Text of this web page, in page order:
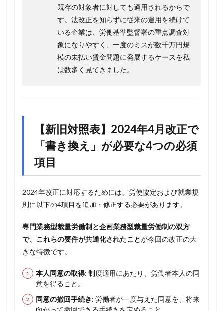
既存の対象者に対しても適用されるからで
す。法改正を知らずに従来の運用を続けて
いる企業は、労働基準監督署の重点調査対
象になりやすく、一度のミスが数千万円規
模の未払い賃金問題に発展するケースを私
は数多く見てきました。
【新旧対照表】2024年4月改正で
「書き換え」が必要な4つの必須
項目
2024年改正に対応するためには、労使協定および就業規
則に以下の4項目を追加・修正する必要があります。
専門業務型裁量労働制と企画業務型裁量労働制の双方
で、これらの要件が共通化されたことが今回の改正の大
きな特徴です。
本人同意の取得: 制度適用にあたり、労働者本人の同
意を得ること。
同意の撤回手続き: 労働者が一度与えた同意を、将来